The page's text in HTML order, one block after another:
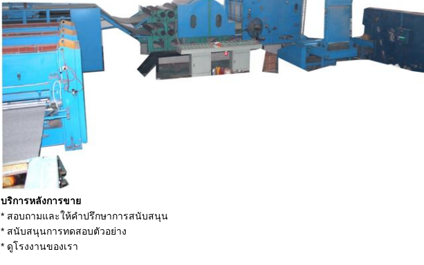
บริการหลังการขาย
* สอบถามและให้คำปรึกษาการสนับสนุน
* สนับสนุนการทดสอบตัวอย่าง
* ดูโรงงานของเรา